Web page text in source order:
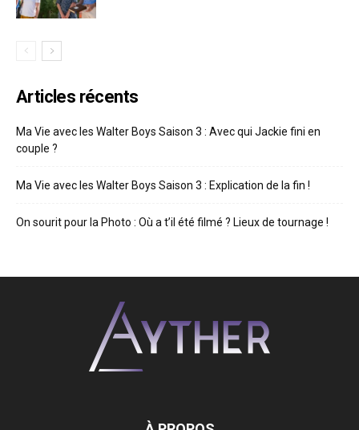
Articles récents
Ma Vie avec les Walter Boys Saison 3 : Avec qui Jackie fini en
couple ?
Ma Vie avec les Walter Boys Saison 3 : Explication de la fin !
On sourit pour la Photo : Où a t’il été filmé ? Lieux de tournage !